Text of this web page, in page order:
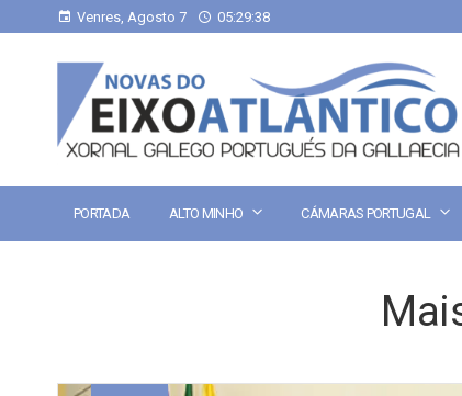
Venres, Agosto 7 05:29:39
PORTADA ALTO MINHO CÁMARAS PORTUGAL